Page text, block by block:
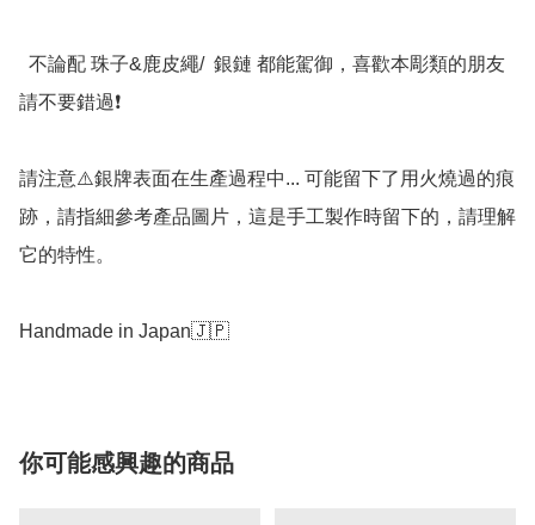
請不要錯過❗️
請注意⚠️銀牌表面在生產過程中... 可能留下了用火燒過的痕
跡，請指細參考產品圖片，這是手工製作時留下的，請理解
它的特性。
Handmade in Japan🇯🇵
你可能感興趣的商品